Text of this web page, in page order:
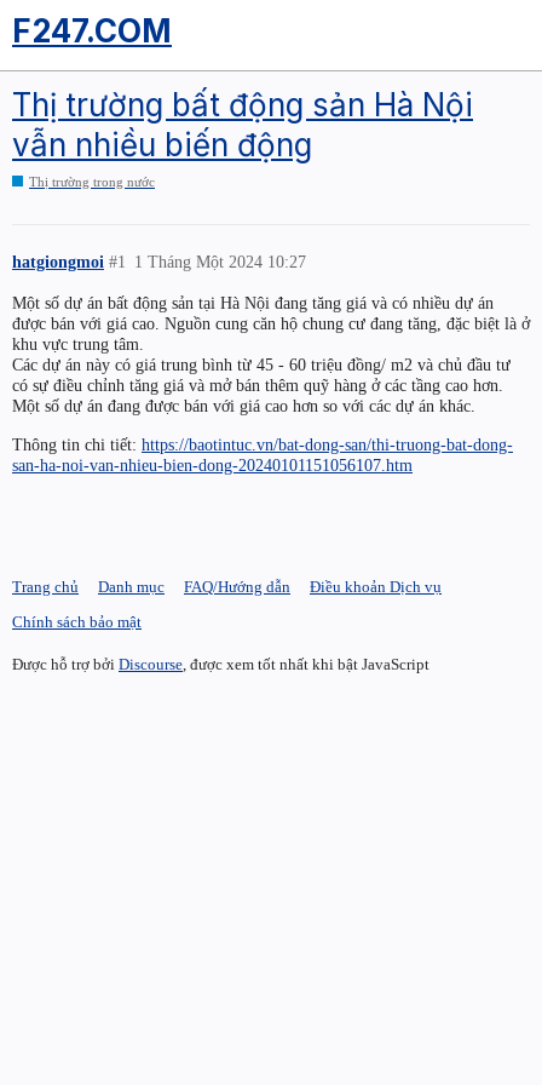
F247.COM
Thị trường bất động sản Hà Nội
vẫn nhiều biến động
Thị trường trong nước
hatgiongmoi 1 Tháng Một 2024 10:27
#1
Một số dự án bất động sản tại Hà Nội đang tăng giá và có nhiều dự án
được bán với giá cao. Nguồn cung căn hộ chung cư đang tăng, đặc biệt là ở
khu vực trung tâm.
Các dự án này có giá trung bình từ 45 - 60 triệu đồng/ m2 và chủ đầu tư
có sự điều chỉnh tăng giá và mở bán thêm quỹ hàng ở các tầng cao hơn.
Một số dự án đang được bán với giá cao hơn so với các dự án khác.
Thông tin chi tiết: https://baotintuc.vn/bat-dong-san/thi-truong-bat-dong-
san-ha-noi-van-nhieu-bien-dong-20240101151056107.htm
Trang chủ Danh mục FAQ/Hướng dẫn
Điều khoản Dịch vụ
Chính sách bảo mật
Được hỗ trợ bởi Discourse, được xem tốt nhất khi bật JavaScript